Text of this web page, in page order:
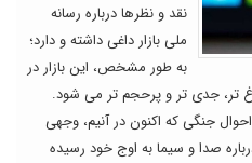
نقد و نظرها درباره رسانه
ملی بازار داغی داشته و دارد؛
به طور مشخص، این بازار در
تر، جدی تر و پرحجم تر می شود.
جنگی که اکنون در آنیم، وجهی
صدا و سیما به اوج خود رسیده